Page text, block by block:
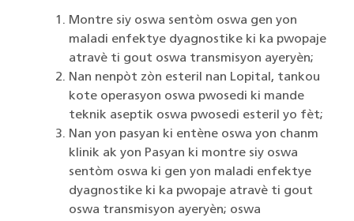
Montre siy oswa sentòm oswa gen yon
maladi enfektye dyagnostike ki ka pwopaje
atravè ti gout oswa transmisyon ayeryèn;
Nan nenpòt zòn esteril nan Lopital, tankou
kote operasyon oswa pwosedi ki mande
teknik aseptik oswa pwosedi esteril yo fèt;
Nan yon pasyan ki entène oswa yon chanm
klinik ak yon Pasyan ki montre siy oswa
sentòm oswa ki gen yon maladi enfektye
dyagnostike ki ka pwopaje atravè ti gout
oswa transmisyon ayeryèn; oswa